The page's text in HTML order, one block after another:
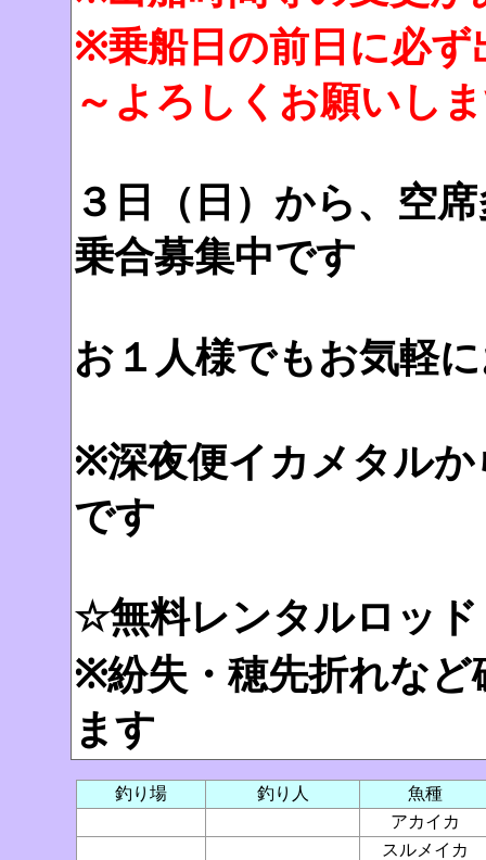
※乗船日の前日に必ず
～よろしくお願いし
３日（日）から、空
乗合募集中です
お１人様でもお気軽
※深夜便イカメタルか
です
☆無料レンタルロッ
※紛失・穂先折れなど
ます
釣り場 釣り人
魚種
アカイカ
スルメイカ